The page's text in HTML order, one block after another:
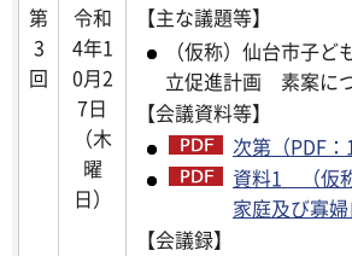
第
3
回
令和
4年1
0月2
7日
（木
曜
日）
【主な議題等】
（仮称）仙台市子
立促進計画 素案に
【会議資料等】
次第（PDF：
資料1 （仮
家庭及び寡
【会議録】